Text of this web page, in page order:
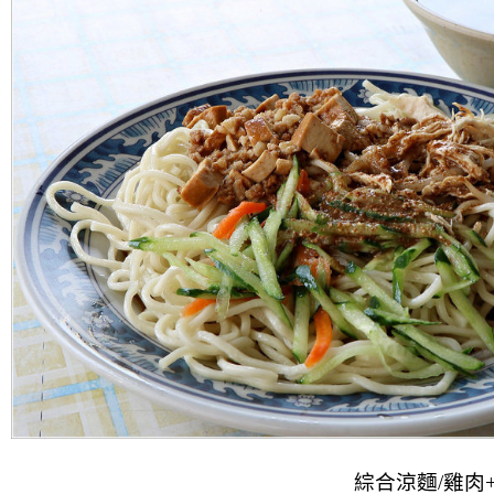
綜合涼麵/雞肉